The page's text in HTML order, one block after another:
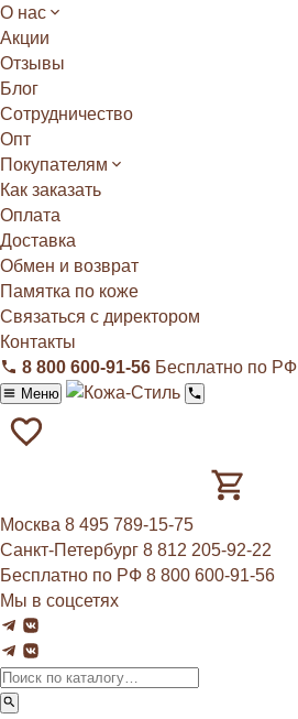
О нас
Акции
Отзывы
Блог
Сотрудничество
Опт
Покупателям
Как заказать
Оплата
Доставка
Обмен и возврат
Памятка по коже
Связаться с директором
Контакты
8 800 600‑91‑56 Бесплатно по РФ
Меню
Москва 8 495 789‑15‑75
Санкт-Петербург 8 812 205‑92‑22
Бесплатно по РФ 8 800 600‑91‑56
Мы в соцсетях